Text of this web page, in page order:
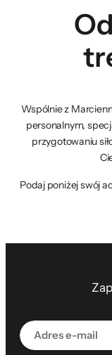
Wspólnie z
personalnym,
przygotowaniu
Podaj poniżej swój